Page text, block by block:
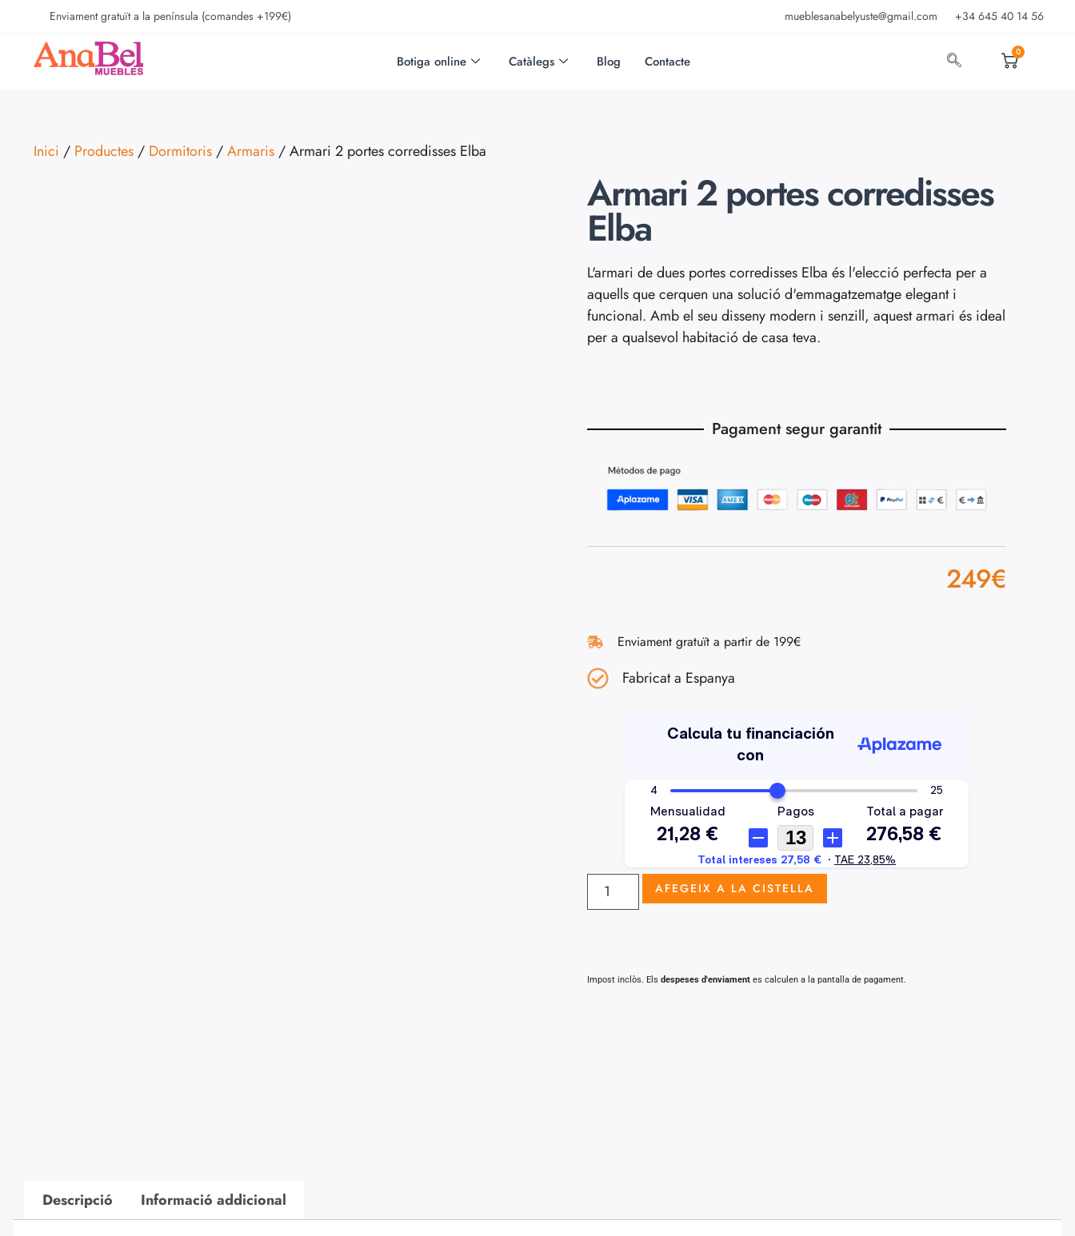
Enviament gratuït a la península (comandes +199€) mueblesanabelyuste@gmail.com +34 645 40 14 56
Botiga online Catàlegs Blog Contacte
0
Inici / Productes / Dormitoris /Armaris / Armari 2 portes corredisses Elba
Armari 2 portes corredisses
Elba
L'armari de dues portes corredisses Elba és l'elecció perfecta per a
aquells que cerquen una solució d'emmagatzematge elegant i
funcional. Amb el seu disseny modern i senzill, aquest armari és ideal
per a qualsevol habitació de casa teva.
Pagament segur garantit
249€
Enviament gratuït a partir de 199€
Fabricat a Espanya
AFEGEIX A LA CISTELLA
Impost inclòs. Els despeses d'enviament es calculen a la pantalla de pagament.
Descripció Informació addicional